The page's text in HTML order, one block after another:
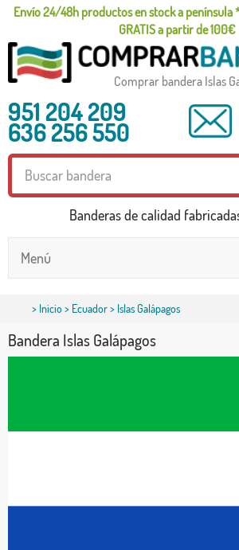
Envío 24/48h productos en stock a península
GRATIS a partir de 100€
Comprar bandera Islas
951 204 209
636 256 550
Banderas de calidad
Menú
> Inicio> Ecuador> Islas Galápagos
Bandera Islas Galápagos